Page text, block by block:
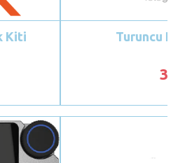
Kafa Işık Seti 3' lü